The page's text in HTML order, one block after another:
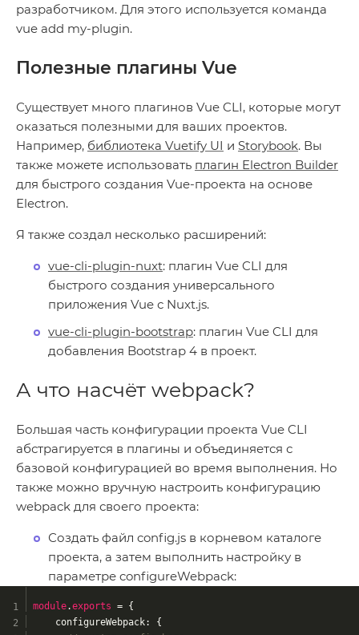
разработчиком. Для этого используется команда
vue add my-plugin.
Полезные плагины Vue
Существует много плагинов Vue CLI, которые могут
оказаться полезными для ваших проектов.
Например, библиотека Vuetify UI и Storybook. Вы
также можете использовать плагин Electron Builder
для быстрого создания Vue-проекта на основе
Electron.
Я также создал несколько расширений:
vue-cli-plugin-nuxt: плагин Vue CLI для
быстрого создания универсального
приложения Vue с Nuxt.js.
vue-cli-plugin-bootstrap: плагин Vue CLI для
добавления Bootstrap 4 в проект.
А что насчёт webpack?
Большая часть конфигурации проекта Vue CLI
абстрагируется в плагины и объединяется с
базовой конфигурацией во время выполнения. Но
также можно вручную настроить конфигурацию
webpack для своего проекта:
Создать файл config.js в корневом каталоге
проекта, а затем выполнить настройку в
параметре configureWebpack:
module.exports = {
    configureWebpack: {